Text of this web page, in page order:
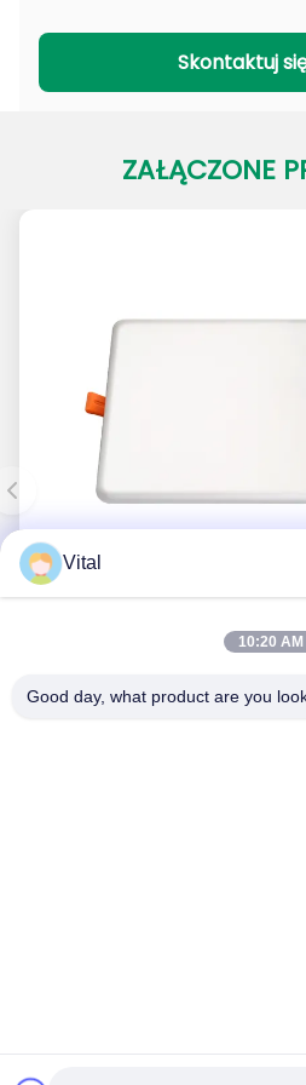
Seria PADL
Seria PACL
Skontaktuj
ZAŁĄCZONE
Najlepszą cenę
Vital
10:20 AM
Good day, what product are you